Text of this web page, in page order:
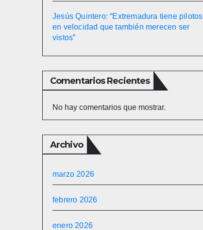
Jesús Quintero: “Extremadura tiene pilotos
en velocidad que también merecen ser
vistos”
Comentarios Recientes
No hay comentarios que mostrar.
Archivo
marzo 2026
febrero 2026
enero 2026